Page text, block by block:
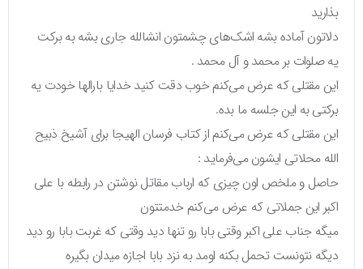
بذارید
دلاتون آماده بشه اشک‌های چشمتون انشالله جاری بشه به برکت
یه صلوات بر محمد و آل محمد .
این مقتلی که عرض می‌کنم خوب دقت کنید خدایا بارالها خودت یه
برکتی به این جلسه ما بده.
این مقتلی که عرض می‌کنم از کتاب فرسان الهیجا برای آشیخ ذبیح
الله محلاتی ایشون می‌فرماید :
حاصل و ملخص اون چیزی که ارباب مقاتل نوشتن در رابطه با علی
اکبر این جملاتی که عرض می‌کنم خدمتتون
میگه جناب علی اکبر وقتی بابا رو تنها دید وقتی که غربت بابا رو دید
دیگه نتونست تحمل بکنه اومد به نزد بابا اجازه میدان بگیره